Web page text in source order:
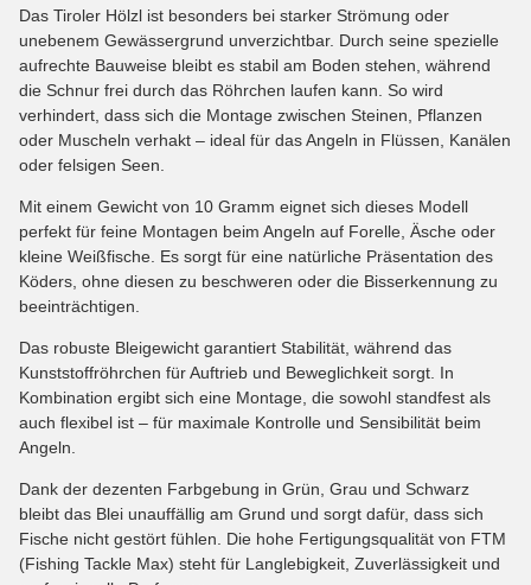
Das Tiroler Hölzl ist besonders bei starker Strömung oder
unebenem Gewässergrund unverzichtbar. Durch seine spezielle
aufrechte Bauweise bleibt es stabil am Boden stehen, während
die Schnur frei durch das Röhrchen laufen kann. So wird
verhindert, dass sich die Montage zwischen Steinen, Pflanzen
oder Muscheln verhakt – ideal für das Angeln in Flüssen, Kanälen
oder felsigen Seen.
Mit einem Gewicht von 10 Gramm eignet sich dieses Modell
perfekt für feine Montagen beim Angeln auf Forelle, Äsche oder
kleine Weißfische. Es sorgt für eine natürliche Präsentation des
Köders, ohne diesen zu beschweren oder die Bisserkennung zu
beeinträchtigen.
Das robuste Bleigewicht garantiert Stabilität, während das
Kunststoffröhrchen für Auftrieb und Beweglichkeit sorgt. In
Kombination ergibt sich eine Montage, die sowohl standfest als
auch flexibel ist – für maximale Kontrolle und Sensibilität beim
Angeln.
Dank der dezenten Farbgebung in Grün, Grau und Schwarz
bleibt das Blei unauffällig am Grund und sorgt dafür, dass sich
Fische nicht gestört fühlen. Die hohe Fertigungsqualität von FTM
(Fishing Tackle Max) steht für Langlebigkeit, Zuverlässigkeit und